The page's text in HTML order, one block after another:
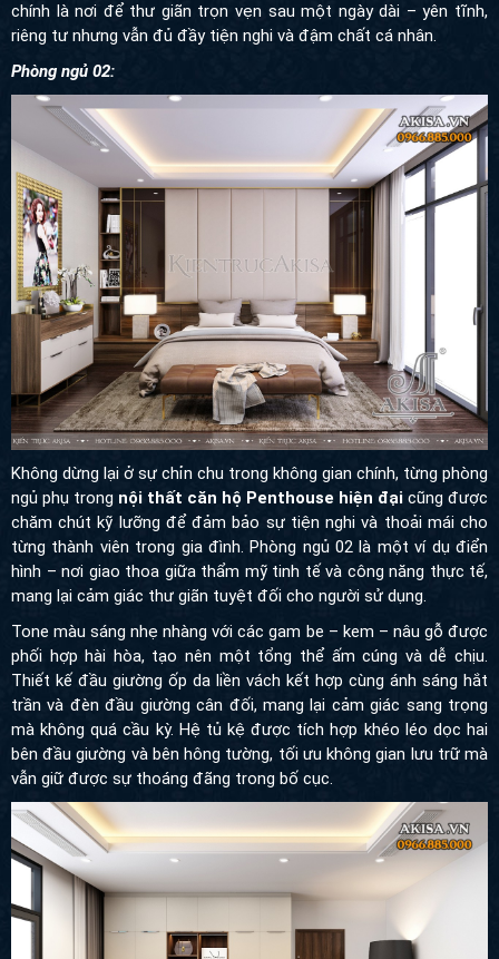
chính là nơi để thư giãn trọn vẹn sau một ngày dài – yên tĩnh,
riêng tư nhưng vẫn đủ đầy tiện nghi và đậm chất cá nhân.
Phòng ngủ 02:
Không dừng lại ở sự chỉn chu trong không gian chính, từng phòng
ngủ phụ trong nội thất căn hộ Penthouse hiện đại cũng được
chăm chút kỹ lưỡng để đảm bảo sự tiện nghi và thoải mái cho
từng thành viên trong gia đình. Phòng ngủ 02 là một ví dụ điển
hình – nơi giao thoa giữa thẩm mỹ tinh tế và công năng thực tế,
mang lại cảm giác thư giãn tuyệt đối cho người sử dụng.
Tone màu sáng nhẹ nhàng với các gam be – kem – nâu gỗ được
phối hợp hài hòa, tạo nên một tổng thể ấm cúng và dễ chịu.
Thiết kế đầu giường ốp da liền vách kết hợp cùng ánh sáng hắt
trần và đèn đầu giường cân đối, mang lại cảm giác sang trọng
mà không quá cầu kỳ. Hệ tủ kệ được tích hợp khéo léo dọc hai
bên đầu giường và bên hông tường, tối ưu không gian lưu trữ mà
vẫn giữ được sự thoáng đãng trong bố cục.